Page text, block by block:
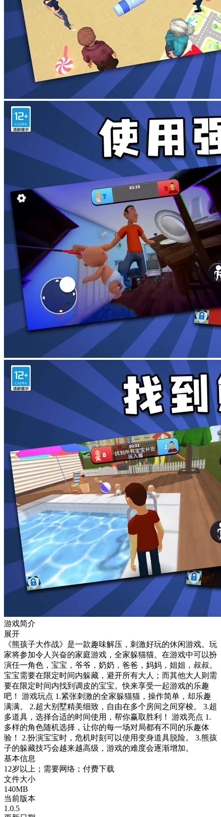
游戏简介
展开
《熊孩子大作战》是一款趣味解压，刺激好玩的休闲游戏。玩
家将参加令人兴奋的家庭游戏，全家躲猫猫。在游戏中可以扮
演任一角色，宝宝，爷爷，奶奶，爸爸，妈妈，姐姐，叔叔。
宝宝需要在限定时间内躲藏，避开所有大人；而其他大人则需
要在限定时间内找到调皮的宝宝。快来享受一起游戏的乐趣
吧！ 游戏玩点 1.紧张刺激的全家躲猫猫，操作简单，却乐趣
满满。 2.超大别墅精美细致，自由在多个房间之间穿梭。 3.超
多道具，选择合适的时间使用，帮你赢取胜利！ 游戏亮点 1.
多样的角色随机选择，让你的每一场对局都有不同的乐趣体
验！ 2.扮演宝宝时，危机时刻可以使用变身道具脱险。 3.熊孩
子的躲藏技巧会越来越高级，游戏的难度会逐渐增加。
基本信息
12岁以上；需要网络；付费下载
文件大小
140MB
当前版本
1.0.5